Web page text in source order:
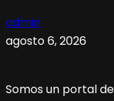
admin
agosto 6, 2026
Somos un portal